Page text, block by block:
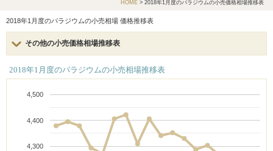
HOME > 2018年1月度のパラジウムの小売価格相場推移表
2018年1月度のパラジウムの小売相場 価格推移表
その他の小売価格相場推移表
2018年1月度のパラジウムの小売相場推移表
4,300
4,400
4,500